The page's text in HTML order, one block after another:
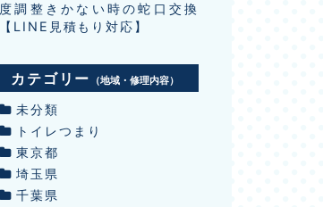
度調整きかない時の蛇口交換
【LINE見積もり対応】
カテゴリー （地域・修理内容）
未分類
トイレつまり
東京都
埼玉県
千葉県